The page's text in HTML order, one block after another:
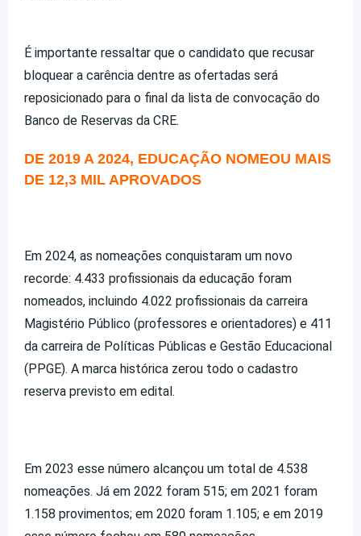
É importante ressaltar que o candidato que recusar
bloquear a carência dentre as ofertadas será
reposicionado para o final da lista de convocação do
Banco de Reservas da CRE.
DE 2019 A 2024, EDUCAÇÃO NOMEOU MAIS
DE 12,3 MIL APROVADOS
Em 2024, as nomeações conquistaram um novo
recorde: 4.433 profissionais da educação foram
nomeados, incluindo 4.022 profissionais da carreira
Magistério Público (professores e orientadores) e 411
da carreira de Políticas Públicas e Gestão Educacional
(PPGE). A marca histórica zerou todo o cadastro
reserva previsto em edital.
Em 2023 esse número alcançou um total de 4.538
nomeações. Já em 2022 foram 515; em 2021 foram
1.158 provimentos; em 2020 foram 1.105; e em 2019